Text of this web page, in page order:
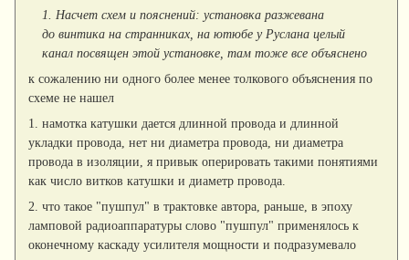
1. Насчет схем и пояснений: установка разжевана
до винтика на странниках, на ютюбе у Руслана целый
канал посвящен этой установке, там тоже все объяснено
к сожалению ни одного более менее толкового объяснения по
схеме не нашел
1. намотка катушки дается длинной провода и длинной
укладки провода, нет ни диаметра провода, ни диаметра
провода в изоляции, я привык оперировать такими понятиями
как число витков катушки и диаметр провода.
2. что такое "пушпул" в трактовке автора, раньше, в эпоху
ламповой радиоаппаратуры слово "пушпул" применялось к
оконечному каскаду усилителя мощности и подразумевало